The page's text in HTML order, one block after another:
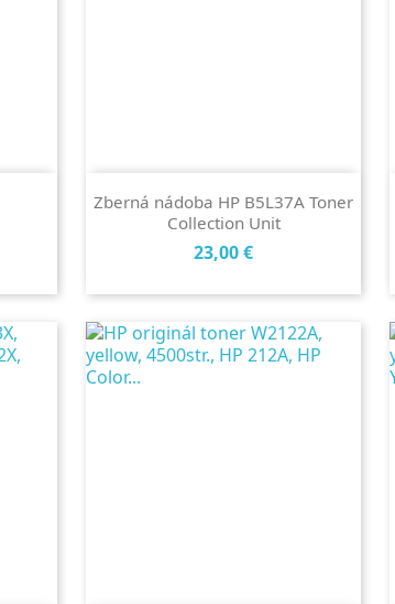
Zberná nádoba HP B5L37A Toner
Collection Unit
Cena
23,00 €